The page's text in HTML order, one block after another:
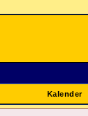
Kalender